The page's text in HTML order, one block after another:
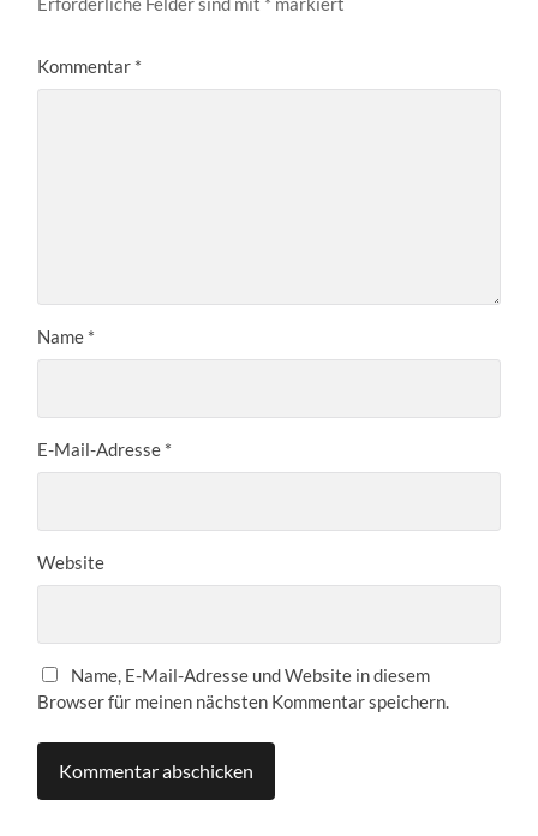
Kommentar *
Name *
E-Mail-Adresse *
Website
Name, E-Mail-Adresse und Website in diesem
Browser für meinen nächsten Kommentar speichern.